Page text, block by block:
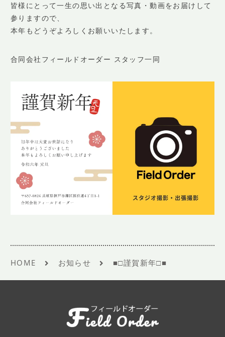
アクセス
プライバシーポリシー
提携カメラマン・求人情報
皆様にとって一生の思い出となる写真・動画をお届けして
参りますので、
本年もどうぞよろしくお願いいたします。
合同会社フィールドオーダー スタッフ一同
HOME お知らせ ■□謹賀新年□■